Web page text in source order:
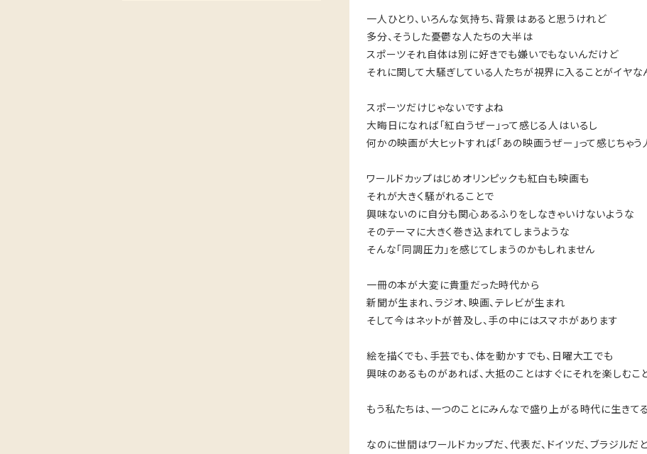
一人ひとり、いろんな気持ち、背景はあると思うけれど
多分、そうした憂鬱な人たちの大半は
スポーツそれ自体は別に好きでも嫌いでもないんだけど
それに関して大騒ぎしている人たちが視界に入ることがイヤな
スポーツだけじゃないですよね
大晦日になれば「紅白うぜー」って感じる人はいるし
何かの映画が大ヒットすれば「あの映画うぜー」って感じちゃう
ワールドカップはじめオリンピックも紅白も映画も
それが大きく騒がれることで
興味ないのに自分も関心あるふりをしなきゃいけないような
そのテーマに大きく巻き込まれてしまうような
そんな「同調圧力」を感じてしまうのかもしれません
一冊の本が大変に貴重だった時代から
新聞が生まれ、ラジオ、映画、テレビが生まれ
そして今はネットが普及し、手の中にはスマホがあります
絵を描くでも、手芸でも、体を動かすでも、日曜大工でも
興味のあるものがあれば、大抵のことはすぐにそれを楽しむこ
もう私たちは、一つのことにみんなで盛り上がる時代に生きて
なのに世間はワールドカップだ、代表だ、ドイツだ、ブラジルだ